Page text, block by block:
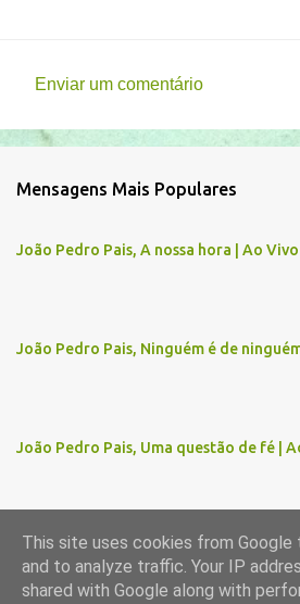
o
e
t
i
Enviar um comentário
Mensagens Mais Populares
João Pedro Pais, A nossa hora | Ao
João Pedro Pais, Ninguém é de
João Pedro Pais, Uma questão de fé |
Com tecnologia
This site uses cookies from
and to analyze traffic. Your IP
shared with Google along with